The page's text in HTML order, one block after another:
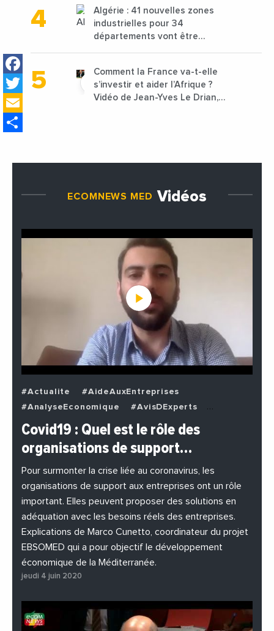
Facebook
Twitter
Algérie : 41 nouvelles zones
industrielles pour 34
départements vont être
Comment la France va-t-elle
s’investir et aider l’Afrique ?
Vidéo de Jean-Yves Le Drian,
ECOMNEWS MED Vidéos
#Actualite
#AideAuxEntreprises
#AnalyseEconomique
#AvisDExperts
#BuzzNews
#Decideurs
#EchangesMediterraneens
#EnDirectDe
#Entreprises
#Institutions
#PhotosEtVideos
Covid19 : Quel est le rôle des
organisations de support…
Pour surmonter la crise liée au coronavirus, les
organisations de support aux entreprises ont un rôle
important. Elles peuvent proposer des solutions en
adéquation avec les besoins réels des entreprises.
Explications de Marco Cunetto, coordinateur du projet
EBSOMED qui a pour objectif le développement
économique de la Méditerranée.
jeudi 4 juin 2020